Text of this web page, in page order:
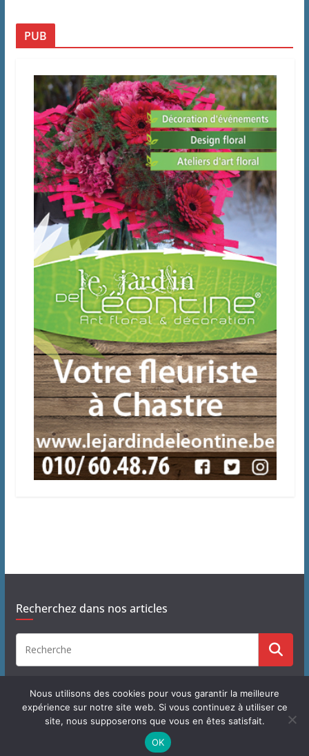
PUB
Recherchez dans nos articles
Copyright © 2026 J'habite à Chastre
par ThemeGrill. Propulsé par
Nous utilisons des cookies pour vous garantir la meilleure
expérience sur notre site web. Si vous continuez à utiliser ce
site, nous supposerons que vous en êtes satisfait.
OK